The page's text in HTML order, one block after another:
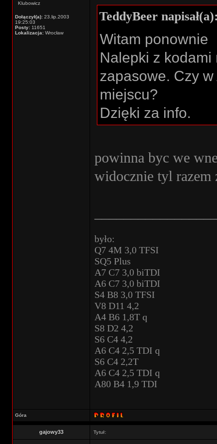
Klubowicz
Dołączył(a): 23.lip.2003
19:25:03
Posty: 11651
Lokalizacja: Wrocław
TeddyBeer
Witam ponownie
Nalepki z kodami
zapasowe. Czy
miejscu?
Dzięki za info.
powinna byc we
widocznie tyl
było:
Q7 4M 3,0 TFSI
SQ5 Plus
A7 C7 3,0 biTDI
A6 C7 3,0 biTDI
S4 B8 3,0 TFSI
V8 D11 4,2
A4 B6 1,8T q
S8 D2 4,2
S6 C4 4,2
A6 C4 2,5 TDI q
S6 C4 2,2T
A6 C4 2,5 TDI q
A80 B4 1,9 TDI
Góra
gajowy33 Tytuł: